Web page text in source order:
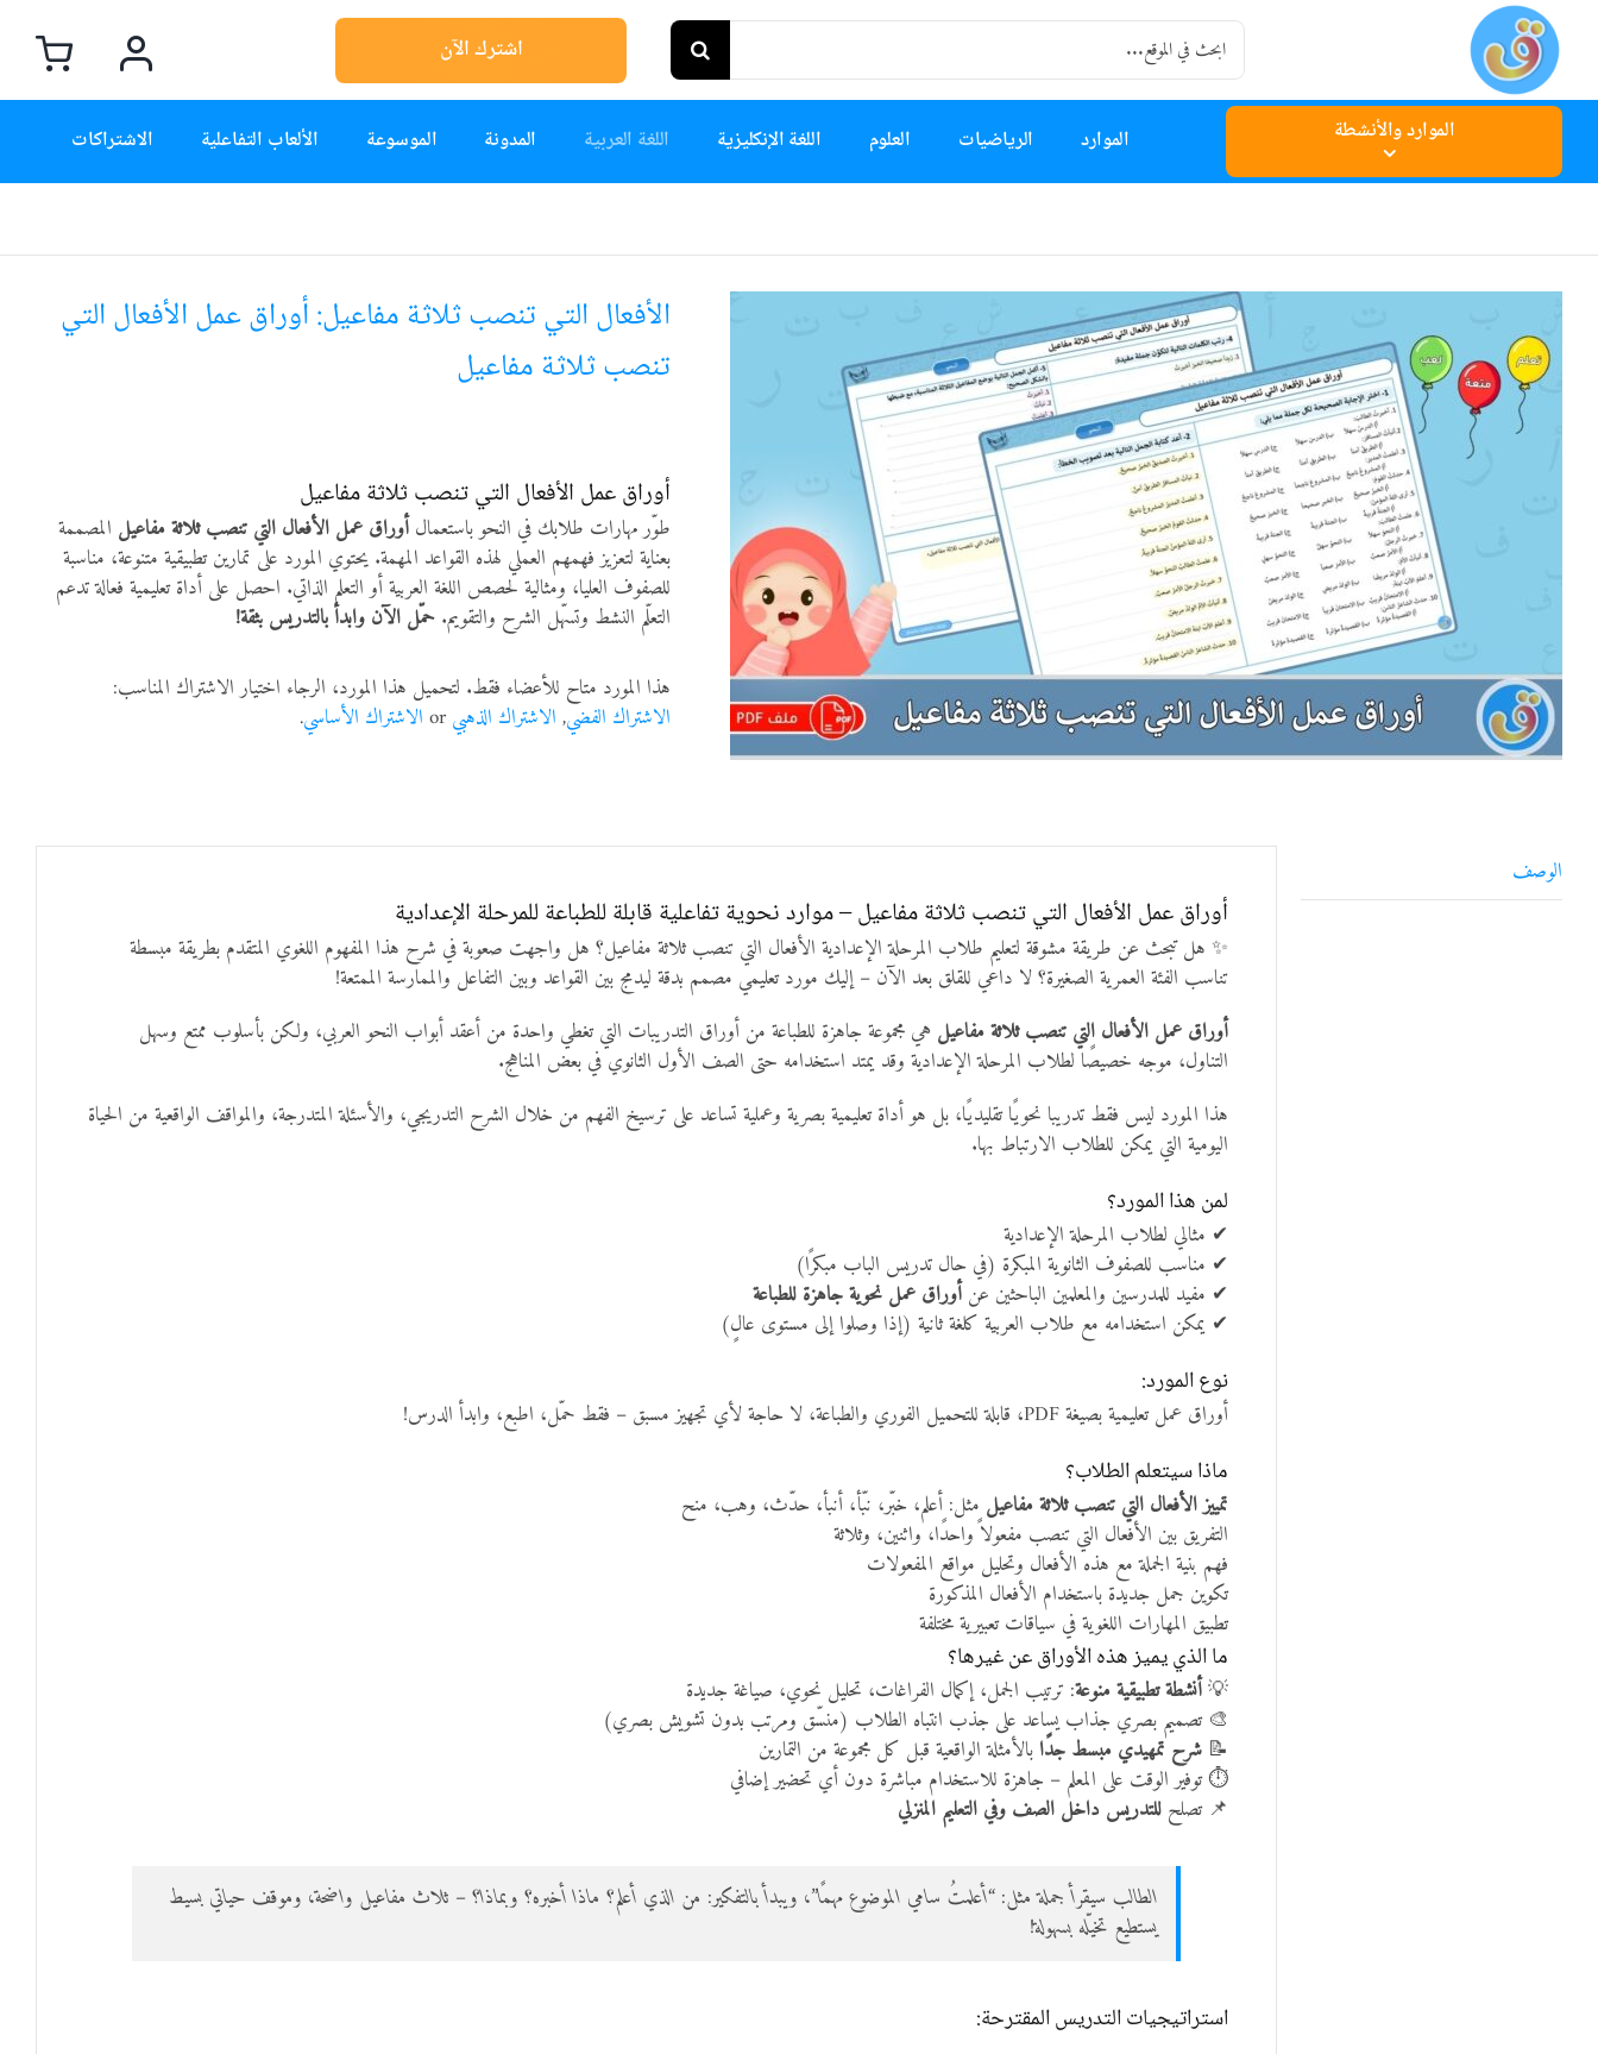
content
Search
for:
اشترك الآن
الموارد والأنشطة الموارد الرياضيات العلوم اللغة الإنكليزية اللغة العربية المدونة الموسوعة الألعاب التفاعلية الاشتراكات
الأفعال التي تنصب ثلاثة مفاعيل: أوراق عمل الأفعال التي
تنصب ثلاثة مفاعيل
أوراق عمل الأفعال التي تنصب ثلاثة مفاعيل
طوّر مهارات طلابك في النحو باستعمالأوراق عمل الأفعال التي تنصب ثلاثة مفاعيل المصممة
بعناية لتعزيز فهمهم العملي لهذه القواعد المهمة. يحتوي المورد على تمارين تطبيقية متنوعة، مناسبة
للصفوف العليا، ومثالية لحصص اللغة العربية أو التعلم الذاتي. احصل على أداة تعليمية فعالة تدعم
التعلّم النشط وتسهّل الشرح والتقويم. حمّل الآن وابدأ بالتدريس بثقة!
هذا المورد متاح للأعضاء فقط. لتحميل هذا المورد، الرجاء اختيار الاشتراك المناسب:
الاشتراك الفضي, الاشتراك الذهبي الاشتراك الأساسي.
الوصف
أوراق عمل الأفعال التي تنصب ثلاثة مفاعيل – موارد نحوية تفاعلية قابلة للطباعة للمرحلة الإعدادية
✨ هل تبحث عن طريقة مشوقة لتعليم طلاب المرحلة الإعدادية الأفعال التي تنصب ثلاثة مفاعيل؟ هل واجهت صعوبة في شرح هذا المفهوم اللغوي المتقدم بطريقة مبسطة
تناسب الفئة العمرية الصغيرة؟ لا داعي للقلق بعد الآن – إليك مورد تعليمي مصمم بدقة ليدمج بين القواعد وبين التفاعل والممارسة الممتعة!
أوراق عمل الأفعال التي تنصب ثلاثة مفاعيل هي مجموعة جاهزة للطباعة من أوراق التدريبات التي تغطي واحدة من أعقد أبواب النحو العربي، ولكن بأسلوب ممتع وسهل
التناول، موجه خصيصًا لطلاب المرحلة الإعدادية وقد يمتد استخدامه حتى الصف الأول الثانوي في بعض المناهج.
هذا المورد ليس فقط تدريبا نحويًا تقليديًا، بل هو أداة تعليمية بصرية وعملية تساعد على ترسيخ الفهم من خلال الشرح التدريجي، والأسئلة المتدرجة، والمواقف الواقعية من الحياة
اليومية التي يمكن للطلاب الارتباط بها.
لمن هذا المورد؟
✔ مثالي لطلاب المرحلة الإعدادية
✔ مناسب للصفوف الثانوية المبكرة (في حال تدريس الباب مبكرًا)
✔ مفيد للمدرسين والمعلمين الباحثين عنأوراق عمل نحوية جاهزة للطباعة
✔ يمكن استخدامه مع طلاب العربية كلغة ثانية (إذا وصلوا إلى مستوى عالٍ)
نوع المورد:
أوراق عمل تعليمية بصيغة PDF، قابلة للتحميل الفوري والطباعة، لا حاجة لأي تجهيز مسبق – فقط حمّل، اطبع، وابدأ الدرس!
ماذا سيتعلم الطلاب؟
تمييز الأفعال التي تنصب ثلاثة مفاعيل مثل: أعلم، خبّر، نبّأ، أنبأ، حدّث، وهب، منح
التفريق بين الأفعال التي تنصب مفعولاً واحدًا، واثنين، وثلاثة
فهم بنية الجملة مع هذه الأفعال وتحليل مواقع المفعولات
تكوين جمل جديدة باستخدام الأفعال المذكورة
تطبيق المهارات اللغوية في سياقات تعبيرية مختلفة
ما الذي يميز هذه الأوراق عن غيرها؟
💡أنشطة تطبيقية منوعة: ترتيب الجمل، إكمال الفراغات، تحليل نحوي، صياغة جديدة
🎨 تصميم بصري جذاب يساعد على جذب انتباه الطلاب (منسّق ومرتب بدون تشويش بصري)
📝 شرح تمهيدي مبسط جدًا بالأمثلة الواقعية قبل كل مجموعة من التمارين
⏱️ توفير الوقت على المعلم – جاهزة للاستخدام مباشرة دون أي تحضير إضافي
📌 تصلح للتدريس داخل الصف وفي التعليم المنزلي
الطالب سيقرأ جملة مثل: “أعلمتُ سامي الموضوع مهمًا”، ويبدأ بالتفكير: من الذي أعلم؟ ماذا أخبره؟ وبماذا؟ – ثلاث مفاعيل واضحة، وموقف حياتي بسيط
يستطيع تخيّله بسهولة!
استراتيجيات التدريس المقترحة: